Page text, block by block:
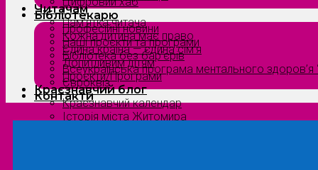
Читачам
Пам’ятка читача
Кожна дитина має право
Єдина країна — єдина сім’я
Допитливим дітям
Проєкти/Програми
Краєзнавчий блог
Краєзнавчий календар
Історія міста Житомира
Бібліотекарю
Професійні новини
Наші проєкти та програми
Бібліотека без бар’єрів
Всеукраїнська програма ментального здоров’я
Євроквіз
Контакти